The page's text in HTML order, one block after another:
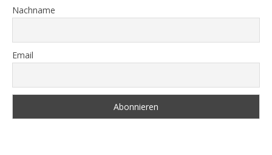
Nachname
Email